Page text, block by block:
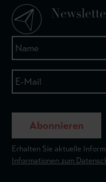
Abonnieren
Erhalten Sie aktuelle
Informationen zum